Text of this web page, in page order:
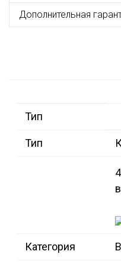
Дополнительная
Тип
Тип
Категория